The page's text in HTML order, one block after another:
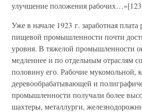
улучшение положения
Уже в начале 1923 г. заработная плата
пищевой промышленности почти
уровня. В тяжелой промышленности
медленнее и по отдельным отраслям
половину его. Рабочие мукомольной,
деревообрабатывающей и
промышленности получали более
шахтеры, металлурги,